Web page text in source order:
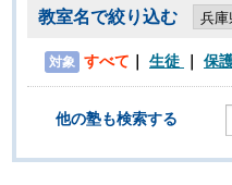
教室名で絞り込む
対象 すべて 生徒 保
他の塾も検索する